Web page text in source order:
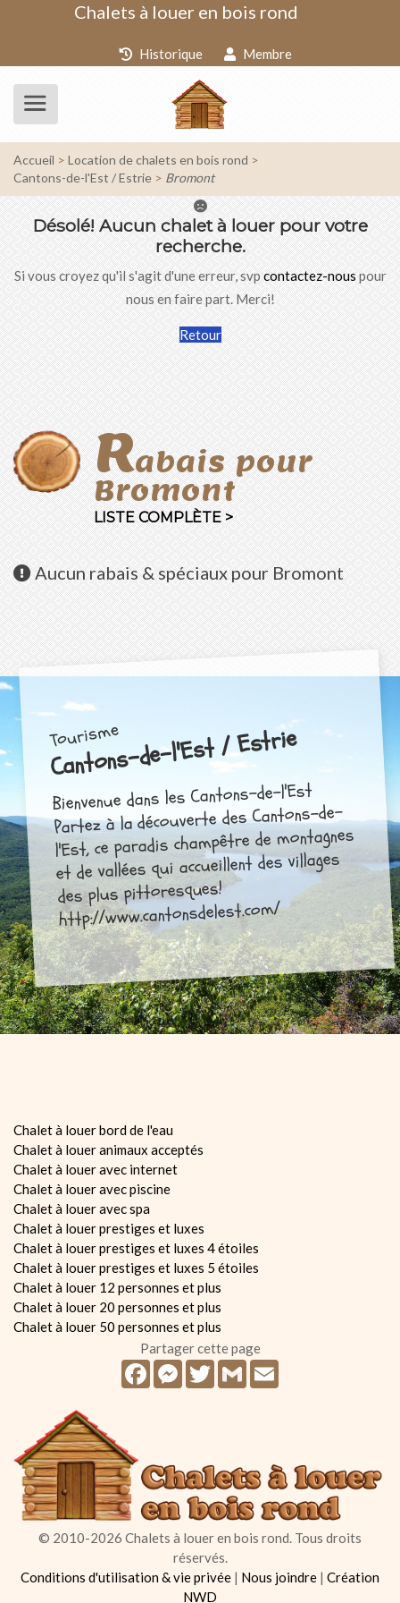
Chalets à louer en bois rond
Historique Membre
Accueil
Location de chalets en bois rond
Cantons-de-l'Est / Estrie
Bromont
Désolé!Aucun chalet à louer pour votre
recherche.
Si vous croyez qu'il s'agit d'une erreur, svpcontactez-nouspour
nous en faire part. Merci!
Retour
Rabais pour
Bromont
LISTE COMPLÈTE >
Aucunrabais & spéciaux pour Bromont
Tourisme
Cantons-de-l'Est / Estrie
Bienvenue dans les Cantons-de-l'Est
Partez à la découverte des Cantons-de-
l'Est, ce paradis champêtre de montagnes
et de vallées qui accueillent des villages
des plus pittoresques!
http://www.cantonsdelest.com/
Chalet à louer bord de l'eau
Chalet à louer animaux acceptés
Chalet à louer avec internet
Chalet à louer avec piscine
Chalet à louer avec spa
Chalet à louer prestiges et luxes
Chalet à louer prestiges et luxes 4 étoiles
Chalet à louer prestiges et luxes 5 étoiles
Chalet à louer 12 personnes et plus
Chalet à louer 20 personnes et plus
Chalet à louer 50 personnes et plus
Partager cette page
FacebookMessenger
TwitterGmail
© 2010-2026 Chalets à louer en bois rond. Tous droits
réservés.
Conditions d'utilisation & vie privée | Nous joindre | Création
NWD